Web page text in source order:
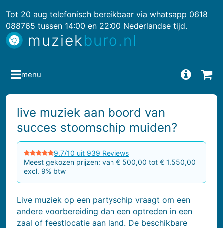
Tot 20 aug telefonisch bereikbaar via whatsapp 0618
088765 tussen 14:00 en 22:00 Nederlandse tijd.
muziekburo.nl
live muziek aan boord van
succes stoomschip muiden?
9.7/10 uit 939 Reviews
Meest gekozen prijzen: van € 500,00 tot € 1.550,00
excl. 9% btw
Live muziek op een partyschip vraagt om een
andere voorbereiding dan een optreden in een
zaal of feestlocatie aan land. De beschikbare
menu